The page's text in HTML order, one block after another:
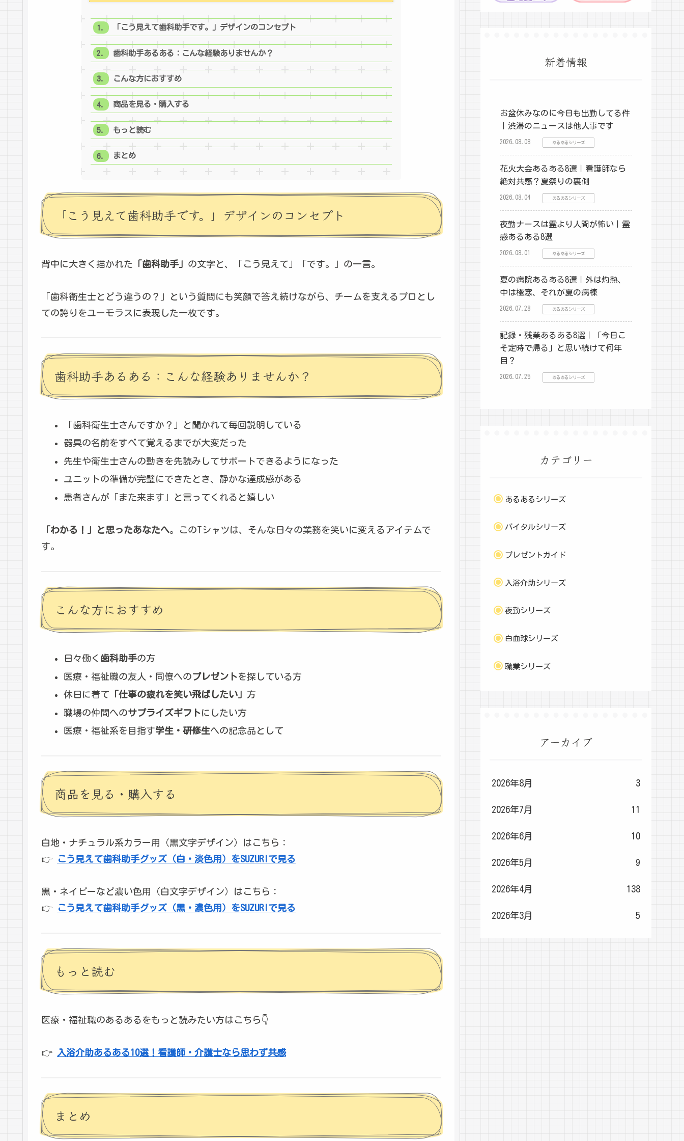
「こう見えて歯科助手です。」デザインのコンセプト
歯科助手あるある：こんな経験ありませんか？
こんな方におすすめ
商品を見る・購入する
もっと読む
まとめ
「こう見えて歯科助手です。」デザインのコンセプト
背中に大きく描かれた 「歯科助手」 の文字と、「こう見えて」「です。」の一言。
「歯科衛生士とどう違うの？」という質問にも笑顔で答え続けながら、チームを支えるプロとし
ての誇りをユーモラスに表現した一枚です。
歯科助手あるある：こんな経験ありませんか？
「歯科衛生士さんですか？」と聞かれて毎回説明している
器具の名前をすべて覚えるまでが大変だった
先生や衛生士さんの動きを先読みしてサポートできるようになった
ユニットの準備が完璧にできたとき、静かな達成感がある
患者さんが「また来ます」と言ってくれると嬉しい
「わかる！」と思ったあなたへ。このTシャツは、そんな日々の業務を笑いに変えるアイテムで
す。
こんな方におすすめ
日々働く 歯科助手の方
医療・福祉職の友人・同僚へのプレゼントを探している方
休日に着て 「仕事の疲れを笑い飛ばしたい」 方
職場の仲間へのサプライズギフトにしたい方
医療・福祉系を目指す学生・研修生への記念品として
商品を見る・購入する
白地・ナチュラル系カラー用（黒文字デザイン）はこちら：
👉
こう見えて歯科助手グッズ（白・淡色用）をSUZURIで見る
黒・ネイビーなど濃い色用（白文字デザイン）はこちら：
👉
こう見えて歯科助手グッズ（黒・濃色用）をSUZURIで見る
もっと読む
医療・福祉職のあるあるをもっと読みたい方はこちら👇
👉 入浴介助あるある10選！看護師・介護士なら思わず共感
まとめ
新着情報
お盆休みなのに今日も出勤してる件
｜渋滞のニュースは他人事です
2026.08.08 あるあるシリーズ
花火大会あるある8選｜看護師なら
絶対共感？夏祭りの裏側
2026.08.04 あるあるシリーズ
夜勤ナースは霊より人間が怖い｜霊
感あるある8選
2026.08.01 あるあるシリーズ
夏の病院あるある8選｜外は灼熱、
中は極寒、それが夏の病棟
2026.07.28 あるあるシリーズ
記録・残業あるある8選｜「今日こ
そ定時で帰る」と思い続けて何年
目？
2026.07.25 あるあるシリーズ
カテゴリー
あるあるシリーズ
バイタルシリーズ
プレゼントガイド
入浴介助シリーズ
夜勤シリーズ
白血球シリーズ
職業シリーズ
アーカイブ
2026年8月 3
2026年7月 11
2026年6月 10
2026年5月 9
2026年4月 138
2026年3月 5